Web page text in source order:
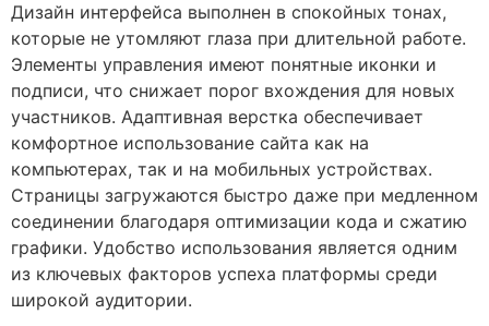
Дизайн интерфейса выполнен в спокойных тонах,
которые не утомляют глаза при длительной работе.
Элементы управления имеют понятные иконки и
подписи, что снижает порог вхождения для новых
участников. Адаптивная верстка обеспечивает
комфортное использование сайта как на
компьютерах, так и на мобильных устройствах.
Страницы загружаются быстро даже при медленном
соединении благодаря оптимизации кода и сжатию
графики. Удобство использования является одним
из ключевых факторов успеха платформы среди
широкой аудитории.